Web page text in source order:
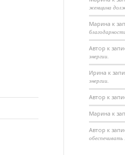
женщина
Марина к
Автор к
энергии.
Ирина к
энергии.
Автор к
Марина к
Автор к